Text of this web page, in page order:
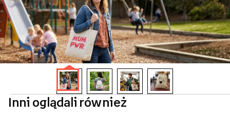
Inni oglądali również